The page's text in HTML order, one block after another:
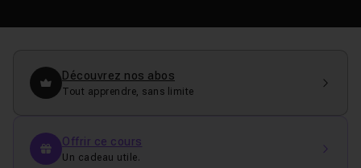
Découvrez nos abos
Tout apprendre, sans limite
Offrir ce cours
Un cadeau utile.